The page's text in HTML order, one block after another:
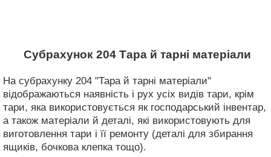
Субрахунок 204 Тара й тарні матеріали
На субрахунку 204 "Тара й тарні матеріали"
відображаються наявність і рух усіх видів тари, крім
тари, яка використовується як господарський інвентар,
а також матеріали й деталі, які використовують для
виготовлення тари і її ремонту (деталі для збирання
ящиків, бочкова клепка тощо).